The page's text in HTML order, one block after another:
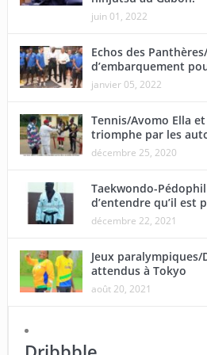
juin 01, 2022
Echos des
d’embarquement
janvier 05, 2022
Tennis/Avomo Ella
triomphe par les
décembre 25, 2020
Taekwondo-
d’entendre qu’il est
décembre 22, 2021
Jeux
attendus à Tokyo
août 20, 2021